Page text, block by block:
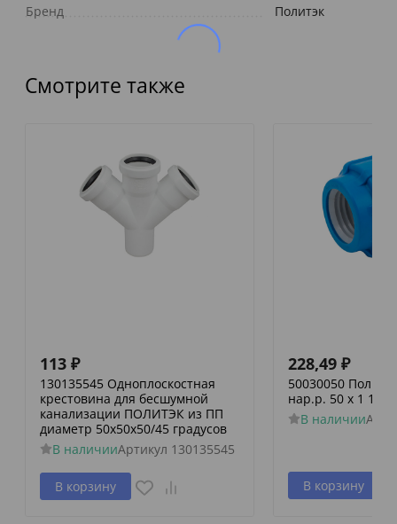
Бренд Политэк
Смотрите также
113 ₽
130135545 Одноплоскостная
крестовина для бесшумной
канализации ПОЛИТЭК из ПП
диаметр 50х50х50/45 градусов
В наличииАртикул 130135545
В корзину
228,49 ₽
50030050
нар.р. 50 х 1 1/2
В наличии
В корзину